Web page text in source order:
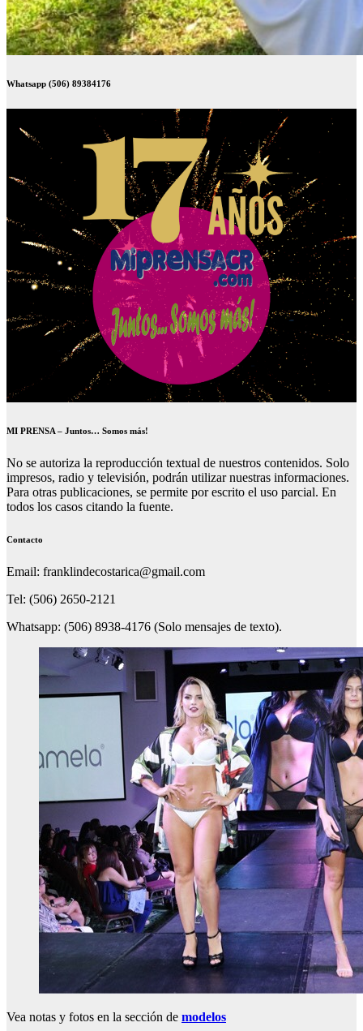
Whatsapp (506) 89384176
MI PRENSA – Juntos… Somos más!
No se autoriza la reproducción textual de nuestros contenidos. Solo
impresos, radio y televisión, podrán utilizar nuestras informaciones.
Para otras publicaciones, se permite por escrito el uso parcial. En
todos los casos citando la fuente.
Contacto
Email: franklindecostarica@gmail.com
Tel: (506) 2650-2121
Whatsapp: (506) 8938-4176 (Solo mensajes de texto).
Vea notas y fotos en la sección de modelos